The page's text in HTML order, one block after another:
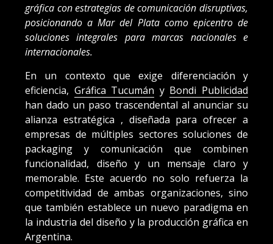
gráfica con estrategias de comunicación disruptivas,
posicionando a Mar del Plata como epicentro de
soluciones integrales para marcas nacionales e
internacionales.
En un contexto que exige diferenciación y
eficiencia, Gráfica Tucumán y Bondi Publicidad
han dado un paso trascendental al anunciar su
alianza estratégica , diseñada para ofrecer a
empresas de múltiples sectores soluciones de
packaging y comunicación que combinen
funcionalidad, diseño y un mensaje claro y
memorable. Este acuerdo no solo refuerza la
competitividad de ambas organizaciones, sino
que también establece un nuevo paradigma en
la industria del diseño y la producción gráfica en
Argentina.